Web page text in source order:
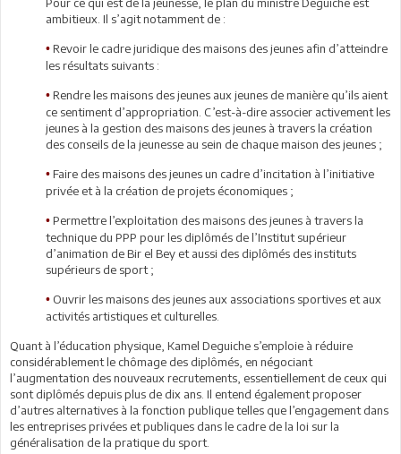
ambitieux. Il s’agit notamment de :
• Revoir le cadre juridique des maisons des jeunes afin d’atteindre
les résultats suivants :
• Rendre les maisons des jeunes aux jeunes de manière qu’ils aient
ce sentiment d’appropriation. C’est-à-dire associer activement les
jeunes à la gestion des maisons des jeunes à travers la création
des conseils de la jeunesse au sein de chaque maison des jeunes ;
• Faire des maisons des jeunes un cadre d’incitation à l’initiative
privée et à la création de projets économiques ;
• Permettre l’exploitation des maisons des jeunes à travers la
technique du PPP pour les diplômés de l’Institut supérieur
d’animation de Bir el Bey et aussi des diplômés des instituts
supérieurs de sport ;
• Ouvrir les maisons des jeunes aux associations sportives et aux
activités artistiques et culturelles.
Quant à l’éducation physique, Kamel Deguiche s’emploie à réduire
considérablement le chômage des diplômés, en négociant
l’augmentation des nouveaux recrutements, essentiellement de ceux qui
sont diplômés depuis plus de dix ans. Il entend également proposer
d’autres alternatives à la fonction publique telles que l’engagement dans
les entreprises privées et publiques dans le cadre de la loi sur la
généralisation de la pratique du sport.